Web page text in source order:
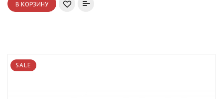
В КОРЗИНУ
SALE